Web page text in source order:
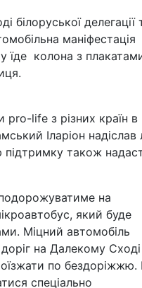
колона з
life з різних країн в
Іларіон
також
на
який буде
Міцний автомобіль
на Далекому
по бездоріжжю.
спеціально